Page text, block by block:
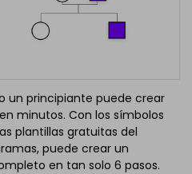
un principiante puede crear
minutos. Con los símbolos
plantillas gratuitas del
puede crear un
en tan solo 6 pasos.